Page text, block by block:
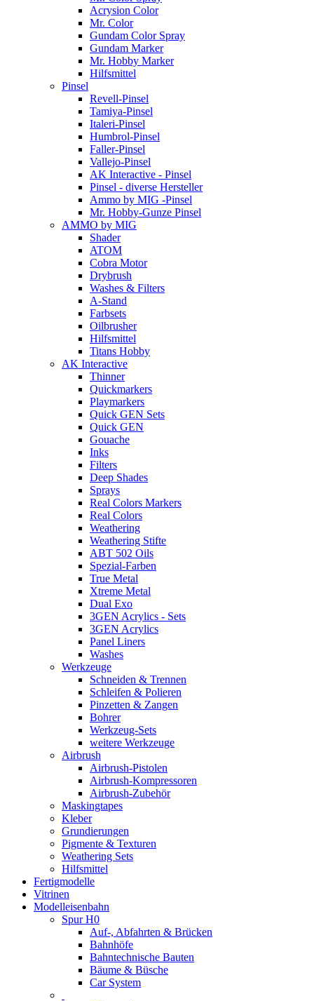
Acrysion Color
Mr. Color
Gundam Color Spray
Gundam Marker
Mr. Hobby Marker
Hilfsmittel
Pinsel
Revell-Pinsel
Tamiya-Pinsel
Italeri-Pinsel
Humbrol-Pinsel
Faller-Pinsel
Vallejo-Pinsel
AK Interactive - Pinsel
Pinsel - diverse Hersteller
Ammo by MIG -Pinsel
Mr. Hobby-Gunze Pinsel
AMMO by MIG
Shader
ATOM
Cobra Motor
Drybrush
Washes & Filters
A-Stand
Farbsets
Oilbrusher
Hilfsmittel
Titans Hobby
AK Interactive
Thinner
Quickmarkers
Playmarkers
Quick GEN Sets
Quick GEN
Gouache
Inks
Filters
Deep Shades
Sprays
Real Colors Markers
Real Colors
Weathering
Weathering Stifte
ABT 502 Oils
Spezial-Farben
True Metal
Xtreme Metal
Dual Exo
3GEN Acrylics - Sets
3GEN Acrylics
Panel Liners
Washes
Werkzeuge
Schneiden & Trennen
Schleifen & Polieren
Pinzetten & Zangen
Bohrer
Werkzeug-Sets
weitere Werkzeuge
Airbrush
Airbrush-Pistolen
Airbrush-Kompressoren
Airbrush-Zubehör
Maskingtapes
Kleber
Grundierungen
Pigmente & Texturen
Weathering Sets
Hilfsmittel
Fertigmodelle
Vitrinen
Modelleisenbahn
Spur H0
Auf-, Abfahrten & Brücken
Bahnhöfe
Bahntechnische Bauten
Bäume & Büsche
Car System